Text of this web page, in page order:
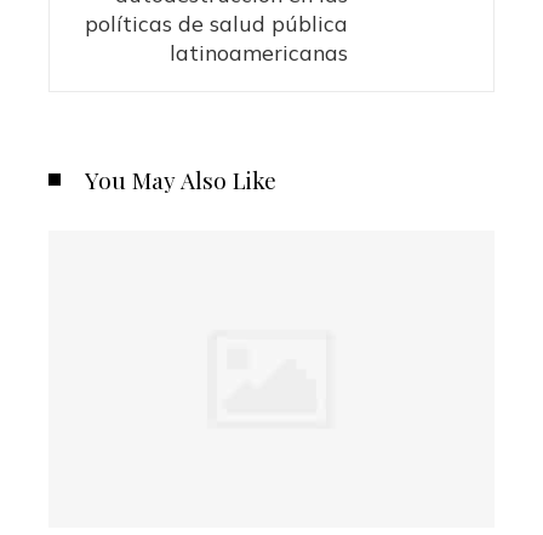
políticas de salud pública
latinoamericanas
You May Also Like